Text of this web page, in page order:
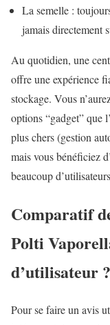
La semelle :
jamais directement
Au quotidien, une
offre une expérience
stockage. Vous
options “gadget” que
plus chers (gestion
mais vous bénéficiez
beaucoup
Comparatif
Polti
d’utilisateur ?
Pour se faire un avis